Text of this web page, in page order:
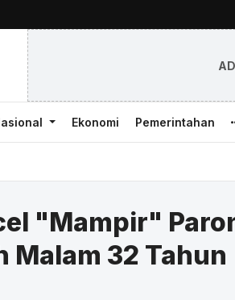
Ekonomi Pemerintahan
"Mampir"
Malam 32 Tahun